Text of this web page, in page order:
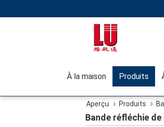
À la maison Produits
Aperçu Produits
Bande réfléchie